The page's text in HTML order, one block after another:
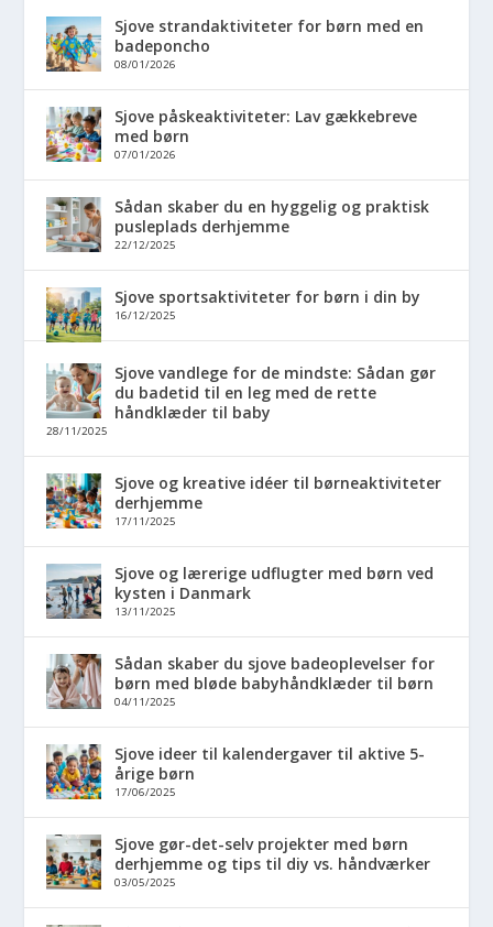
Sjove strandaktiviteter for børn med en
badeponcho
08/01/2026
Sjove påskeaktiviteter: Lav gækkebreve
med børn
07/01/2026
Sådan skaber du en hyggelig og praktisk
pusleplads derhjemme
22/12/2025
Sjove sportsaktiviteter for børn i din by
16/12/2025
Sjove vandlege for de mindste: Sådan gør
du badetid til en leg med de rette
håndklæder til baby
28/11/2025
Sjove og kreative idéer til børneaktiviteter
derhjemme
17/11/2025
Sjove og lærerige udflugter med børn ved
kysten i Danmark
13/11/2025
Sådan skaber du sjove badeoplevelser for
børn med bløde babyhåndklæder til børn
04/11/2025
Sjove ideer til kalendergaver til aktive 5-
årige børn
17/06/2025
Sjove gør-det-selv projekter med børn
derhjemme og tips til diy vs. håndværker
03/05/2025